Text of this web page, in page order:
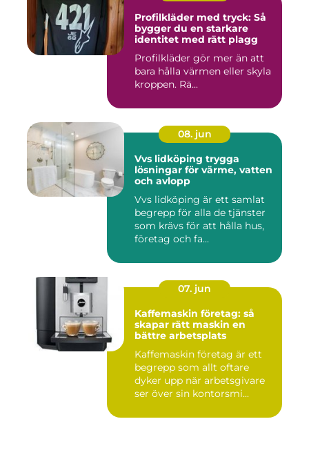
Profilkläder med tryck: Så
bygger du en starkare
identitet med rätt plagg
Profilkläder gör mer än att
bara hålla värmen eller skyla
kroppen. Rä...
08. jun
Vvs lidköping trygga
lösningar för värme, vatten
och avlopp
Vvs lidköping är ett samlat
begrepp för alla de tjänster
som krävs för att hålla hus,
företag och fa...
07. jun
Kaffemaskin företag: så
skapar rätt maskin en
bättre arbetsplats
Kaffemaskin företag är ett
begrepp som allt oftare
dyker upp när arbetsgivare
ser över sin kontorsmi...